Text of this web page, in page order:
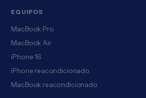
EQUIPOS
MacBook Pro
MacBook Air
iPhone 16
iPhone reacondicionado
MacBook reacondicionado